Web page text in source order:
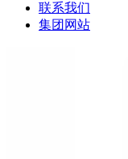
联系我们
集团网站